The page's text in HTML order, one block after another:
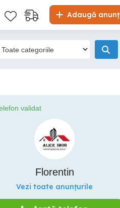
Adaugă anunț
validat
Florentin
Vezi toate anunțurile